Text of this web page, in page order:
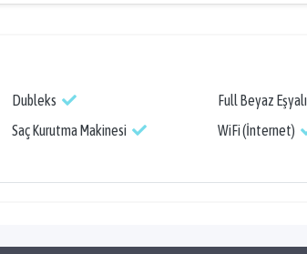
Dubleks
Full Beyaz Eşyalı
Saç Kurutma Makinesi
WiFi (İnternet)